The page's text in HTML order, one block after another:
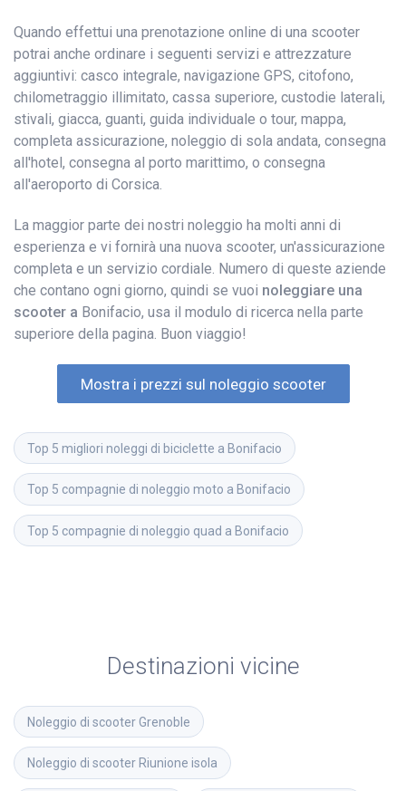
Quando effettui una prenotazione online di una scooter
potrai anche ordinare i seguenti servizi e attrezzature
aggiuntivi: casco integrale, navigazione GPS, citofono,
chilometraggio illimitato, cassa superiore, custodie laterali,
stivali, giacca, guanti, guida individuale o tour, mappa,
completa assicurazione, noleggio di sola andata, consegna
all'hotel, consegna al porto marittimo, o consegna
all'aeroporto di Corsica.
La maggior parte dei nostri noleggio ha molti anni di
esperienza e vi fornirà una nuova scooter, un'assicurazione
completa e un servizio cordiale. Numero di queste aziende
che contano ogni giorno, quindi se vuoi noleggiare una
scooter a Bonifacio, usa il modulo di ricerca nella parte
superiore della pagina. Buon viaggio!
Mostra i prezzi sul noleggio scooter
Top 5 migliori noleggi di biciclette a Bonifacio
Top 5 compagnie di noleggio moto a Bonifacio
Top 5 compagnie di noleggio quad a Bonifacio
Destinazioni vicine
Noleggio di scooterGrenoble
Noleggio di scooter Riunione isola